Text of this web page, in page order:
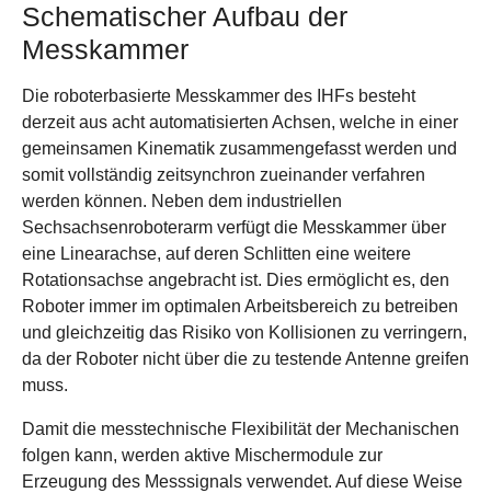
Schematischer Aufbau der
Messkammer
Die roboterbasierte Messkammer des IHFs besteht
derzeit aus acht automatisierten Achsen, welche in einer
gemeinsamen Kinematik zusammengefasst werden und
somit vollständig zeitsynchron zueinander verfahren
werden können. Neben dem industriellen
Sechsachsenroboterarm verfügt die Messkammer über
eine Linearachse, auf deren Schlitten eine weitere
Rotationsachse angebracht ist. Dies ermöglicht es, den
Roboter immer im optimalen Arbeitsbereich zu betreiben
und gleichzeitig das Risiko von Kollisionen zu verringern,
da der Roboter nicht über die zu testende Antenne greifen
muss.
Damit die messtechnische Flexibilität der Mechanischen
folgen kann, werden aktive Mischermodule zur
Erzeugung des Messsignals verwendet. Auf diese Weise